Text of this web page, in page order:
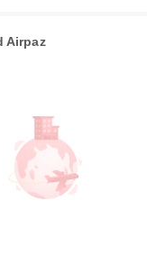
Airpaz